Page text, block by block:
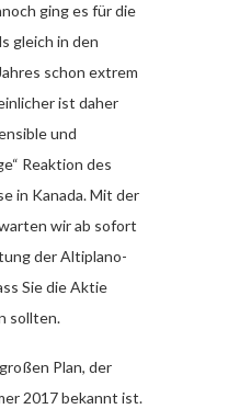
ging es für die
gleich in den
schon extrem
ist daher
und
Reaktion des
in Kanada. Mit der
wir ab sofort
der Altiplano-
Sie die Aktie
sollten.
Plan, der
2017 bekannt ist.